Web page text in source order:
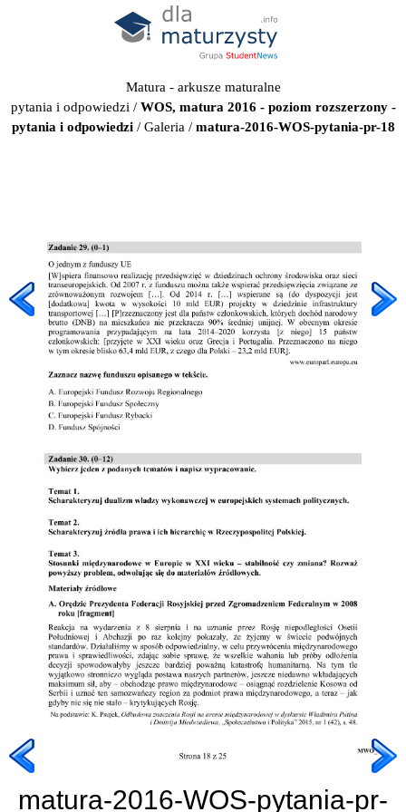
Matura - arkusze maturalne
pytania i odpowiedzi / WOS, matura 2016 - poziom rozszerzony -
pytania i odpowiedzi/ Galeria / matura-2016-WOS-pytania-pr-18
matura-2016-WOS-pytania-pr-